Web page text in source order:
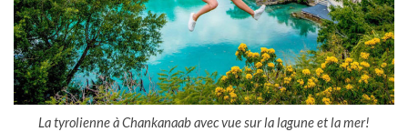
La tyrolienne à Chankanaab avec vue sur la lagune et la mer!